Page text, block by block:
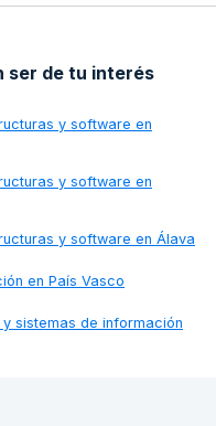
ser de tu interés
y software en
y software en
y software en Álava
en País Vasco
sistemas de información